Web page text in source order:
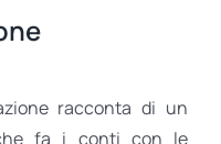
racconta di un
fa i conti con le